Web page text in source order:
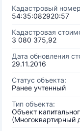
Кадастровый
54:35:082920:57
Кадастровая
3 080 375,92
Дата обновления
29.11.2016
Статус объекта:
Ранее учтенный
Тип объекта:
Объект